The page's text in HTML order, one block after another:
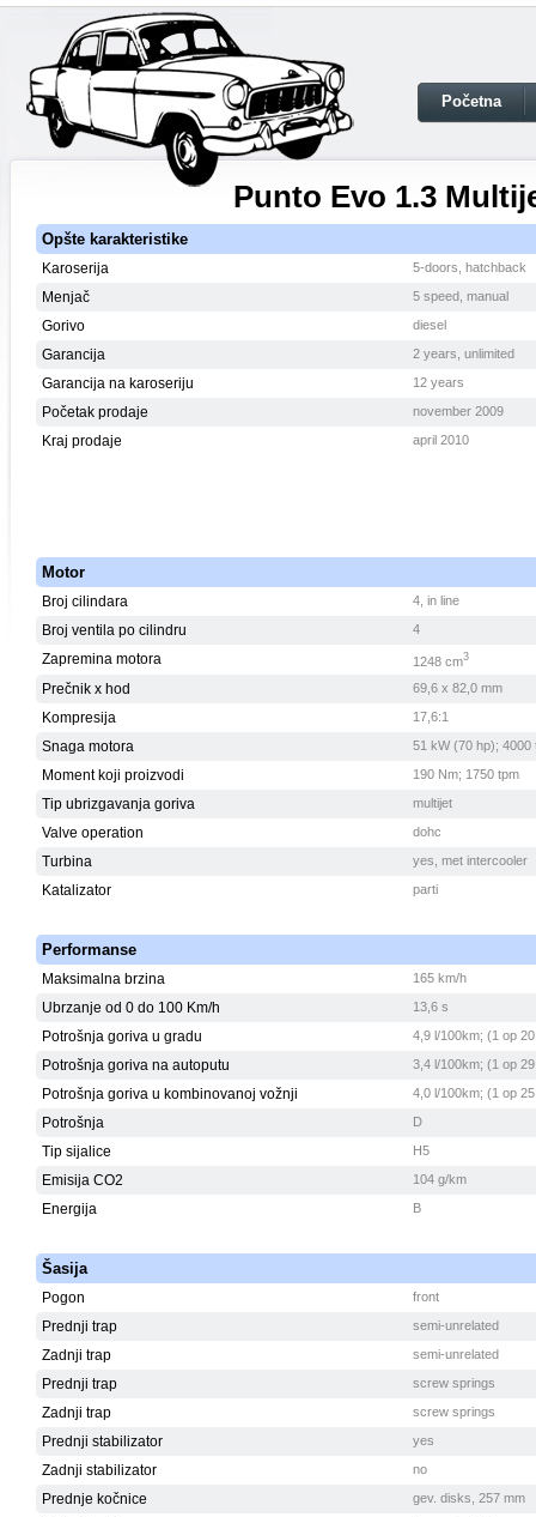
Početna
Punto Evo 1.3
Opšte karakteristike
Karoserija 5-doors, hatchback
Menjač 5 speed, manual
Gorivo diesel
Garancija 2 years, unlimited
Garancija na karoseriju 12 years
Početak prodaje november 2009
Kraj prodaje april 2010
Motor
Broj cilindara 4, in line
Broj ventila po cilindru 4
Zapremina motora 1248 cm3
Prečnik x hod 69,6 x 82,0 mm
Kompresija 17,6:1
Snaga motora 51 kW (70 hp); 4000
Moment koji proizvodi 190 Nm; 1750 tpm
Tip ubrizgavanja goriva multijet
Valve operation dohc
Turbina yes, met intercooler
Katalizator parti
Performanse
Maksimalna brzina 165 km/h
Ubrzanje od 0 do 100 Km/h 13,6 s
Potrošnja goriva u gradu 4,9 l/100km; (1 op
Potrošnja goriva na autoputu 3,4 l/100km; (1 op
Potrošnja goriva u kombinovanoj vožnji 4,0 l/100km; (1 op
Potrošnja D
Tip sijalice H5
Emisija CO2 104 g/km
Energija B
Šasija
Pogon front
Prednji trap semi-unrelated
Zadnji trap semi-unrelated
Prednji trap screw springs
Zadnji trap screw springs
Prednji stabilizator yes
Zadnji stabilizator no
Prednje kočnice gev. disks, 257 mm